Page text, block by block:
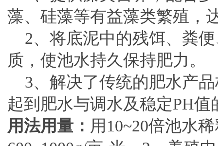
藻、硅藻等有益藻类繁殖，
2、将底泥中的残饵、粪
质，使池水持久保持肥力。
3、解决了传统的肥水产
起到肥水与调水及稳定PH值
用法用量： 用10~20倍池水